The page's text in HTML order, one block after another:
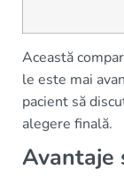
Această
le este mai
pacient să
alegere finală.
Avantaje